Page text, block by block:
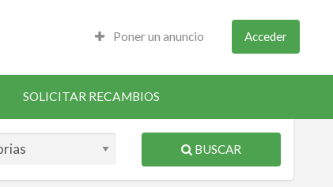
Poner un anuncio Acceder
SOLICITAR RECAMBIOS
BUSCAR